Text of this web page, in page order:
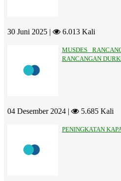
30 Juni 2025 | 6.013 Kali
MUSDES
RANCANGAN
04 Desember 2024 | 5.685 Kali
PENINGKATAN